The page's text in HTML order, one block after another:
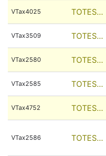
VTax4025 TOTES…
VTax3509 TOTES…
VTax2580 TOTES…
VTax2585 TOTES…
VTax4752 TOTES…
VTax2586 TOTES…